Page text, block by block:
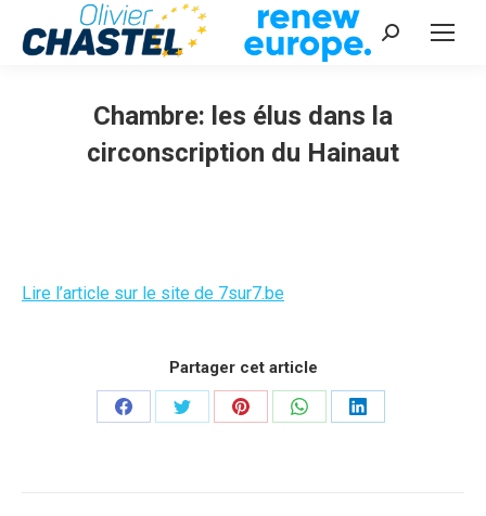
Recherche
Chambre: les élus dans la
circonscription du Hainaut
Lire l’article sur le site de 7sur7.be
Partager cet article
PartagerPartagerPartagerPartagerPartager